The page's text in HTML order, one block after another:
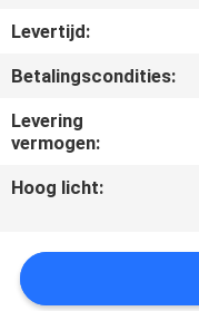
NIEUWS
GEVALLEN
VRAAG
EEN
OFFERTE
Levertijd:
Betalingscondities:
Levering
vermogen:
Hoog licht: